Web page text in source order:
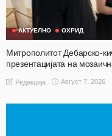
АКТУЕЛНО ОХРИД
Митрополитот Дебарско-
презентацијата на
Редакција Август 7, 2026